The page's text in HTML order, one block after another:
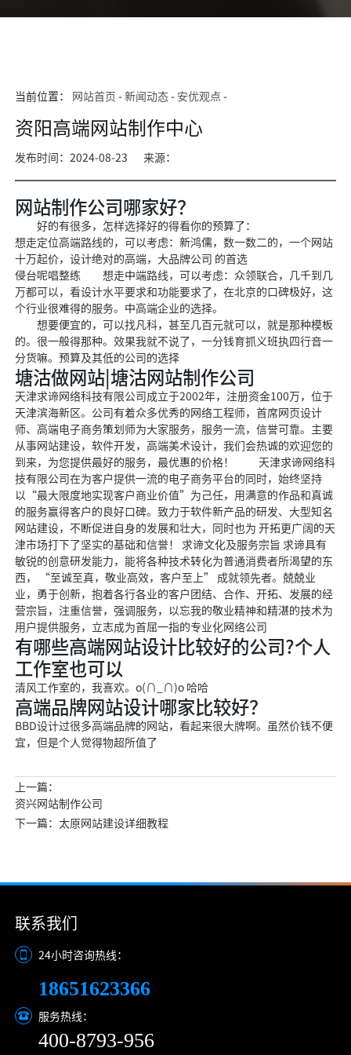
当前位置： 网站首页 -新闻动态- 安优观点 -
资阳高端网站制作中心
发布时间：2024-08-23 来源：
网站制作公司哪家好？
好的有很多，怎样选择好的得看你的预算了：
想走定位高端路线的， 可以考虑：新鸿儒，数一数二的，一个网站
十万起价，设计绝对的高端，大品牌公司 的首选
侵台呢唱整练 想走中端路线，可以考虑：众领联合，几千到几
万都可以，看设计水平要求和功能要求了，在北京的口碑极好， 这
个行业很难得的服务。中高端企业的选择。
想要便宜的，可以找凡科，甚至几百元就可以，就是那种模板
的。很一般得那种。效果我就不说了，一分钱育抓义班执四行音一
分货嘛。预算及其低的公司的选择
塘沽做网站|塘沽网站制作公司
天津求谛网络科技有限公司成立于2002年，注册资金100万，位于
天津滨海新区。公司有着众多优秀的网络工程师，首席网页设计
师、高端电子商务策划师为大家服务，服务一流，信誉可靠。主要
从事网站建设，软件开发，高端美术设计，我们会热诚的欢迎您的
到来，为您提供最好的服务，最优惠的价格！ 天津求谛网络科
技有限公司在为客户提供一流的电子商务平台的同时，始终坚持
以“最大限度地实现客户商业价值”为己任，用满意的作品和真诚
的服务赢得客户的良好口碑。致力于软件新产品的研发、大型知名
网站建设，不断促进自身的发展和壮大，同时也为 开拓更广阔的天
津市场打下了坚实的基础和信誉！ 求谛文化及服务宗旨 求谛具有
敏锐的创意研发能力，能将各种技术转化为普通消费者所渴望的东
西， “至诚至真，敬业高效，客户至上” 成就领先者。兢兢业
业，勇于创新，抱着各行各业的客户团结、合作、开拓、发展的经
营宗旨，注重信誉，强调服务，以忘我的敬业精神和精湛的技术为
用户提供服务，立志成为首屈一指的专业化网络公司
有哪些高端网站设计比较好的公司?个人
工作室也可以
清风工作室的，我喜欢。o(∩_∩)o 哈哈
高端品牌网站设计哪家比较好？
BBD设计过很多高端品牌的网站，看起来很大牌啊。虽然价钱不便
宜，但是个人觉得物超所值了
上一篇：
资兴网站制作公司
下一篇：太原网站建设详细教程
联系我们
24小时咨询热线：
18651623366
服务热线：
400-8793-956